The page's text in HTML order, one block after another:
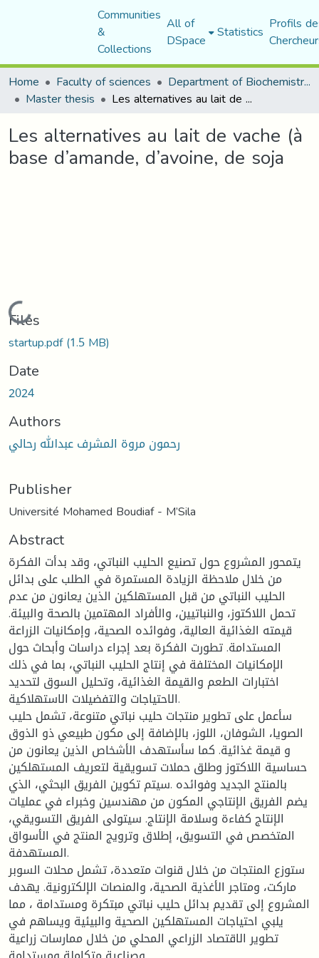
Communities
&
Collections
All of
DSpace Statistics Profils
Home
Faculty of sciences Department of Biochemistry and Microbiology
Master thesis Les alternatives au lait de vache (à base d’amande, d’avoine, de soja
Les alternatives au lait de vache (à
base d’amande, d’avoine, de soja
Loading...
Files
startup.pdf(1.5 MB)
Date
2024
Authors
رحمون مروة المشرف عبدالله رحالي
Publisher
Université Mohamed Boudiaf - M’Sila
Abstract
يتمحور المشروع حول تصنيع الحليب النباتي، وقد بدأت الفكرة
من خلال ملاحظة الزيادة المستمرة في الطلب على بدائل
الحليب النباتي من قبل المستهلكين الذين يعانون من عدم
تحمل اللاكتوز، والنباتيين، والأفراد المهتمين بالصحة والبيئة.
قيمته الغذائية العالية، وفوائده الصحية، وإمكانيات الزراعة
المستدامة. تطورت الفكرة بعد إجراء دراسات وأبحاث حول
الإمكانيات المختلفة في إنتاج الحليب النباتي، بما في ذلك
اختبارات الطعم والقيمة الغذائية، وتحليل السوق لتحديد
الاحتياجات والتفضيلات الاستهلاكية.
سأعمل على تطوير منتجات حليب نباتي متنوعة، تشمل حليب
الصويا، الشوفان، اللوز، بالإضافة إلى مكون طبيعي ذو الذوق
و قيمة غذائية. كما سأستهدف الأشخاص الذين يعانون من
حساسية اللاكتوز وطلق حملات تسويقية لتعريف المستهلكين
بالمنتج الجديد وفوائده .سيتم تكوين الفريق البحثي، الذي
يضم الفريق الإنتاجي المكون من مهندسين وخبراء في عمليات
الإنتاج كفاءة وسلامة الإنتاج. سيتولى الفريق التسويقي،
المتخصص في التسويق، إطلاق وترويج المنتج في الأسواق
المستهدفة.
ستوزع المنتجات من خلال قنوات متعددة، تشمل محلات السوبر
ماركت، ومتاجر الأغذية الصحية، والمنصات الإلكترونية. يهدف
المشروع إلى تقديم بدائل حليب نباتي مبتكرة ومستدامة ، مما
يلبي احتياجات المستهلكين الصحية والبيئية ويساهم في
تطوير الاقتصاد الزراعي المحلي من خلال ممارسات زراعية